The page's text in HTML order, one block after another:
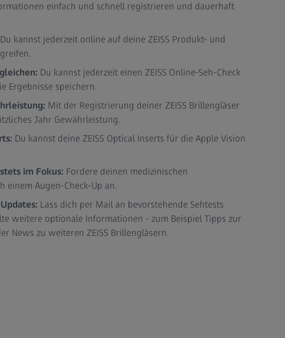
einfach und schnell registrieren und dauerhaft
Du kannst jederzeit online auf deine ZEISS Produkt- und
Du kannst jederzeit einen ZEISS Online-Seh-Check
Ergebnisse speichern.
Mit der Registrierung deiner ZEISS Brillengläser
Jahr Gewährleistung.
Du kannst deine ZEISS Optical Inserts für die Apple Vision
im Fokus: Fordere deinen medizinischen
einem Augen-Check-Up an.
Lass dich per Mail an bevorstehende Sehtests
weitere optionale Informationen - zum Beispiel Tipps zur
News zu weiteren ZEISS Brillengläsern.